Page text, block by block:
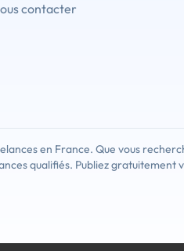
contacter
en France. Que vous
qualifiés. Publiez gratuitement